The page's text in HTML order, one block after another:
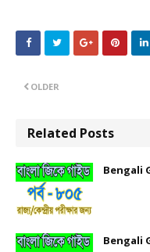
OLDER
Related Posts
Bengali
Bengali